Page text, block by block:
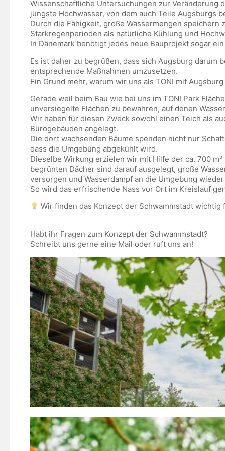
Wissenschaftliche Untersuchungen zur Veränderung
jüngste Hochwasser, von dem auch Teile Augsburgs
Durch die Fähigkeit, große Wassermengen
Starkregenperioden als natürliche Kühlung und
In Dänemark benötigt jedes neue Bauprojekt sogar
Es ist daher zu begrüßen, dass sich Augsburg darum
entsprechende Maßnahmen umzusetzen.
Ein Grund mehr, warum wir uns als TONI mit
Gerade weil beim Bau wie bei uns im TONI Park
unversiegelte Flächen zu bewahren, auf denen
Wir haben für diesen Zweck sowohl einen Teich als
Bürogebäuden angelegt.
Die dort wachsenden Bäume spenden nicht nur
dass die Umgebung abgekühlt wird.
Dieselbe Wirkung erzielen wir mit Hilfe der ca. 700
begrünten Dächer sind darauf ausgelegt, große
versorgen und Wasserdampf an die Umgebung
So wird das erfrischende Nass vor Ort im Kreislauf
Wir finden das Konzept der Schwammstadt wichtig
Habt ihr Fragen zum Konzept der Schwammstadt?
Schreibt uns gerne eine Mail oder ruft uns an!